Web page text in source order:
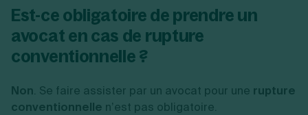
Est-ce obligatoire de prendre un
avocat en cas de rupture
conventionnelle ?
Non. Se faire assister par un avocat pour une rupture
conventionnelle n’est pas obligatoire.